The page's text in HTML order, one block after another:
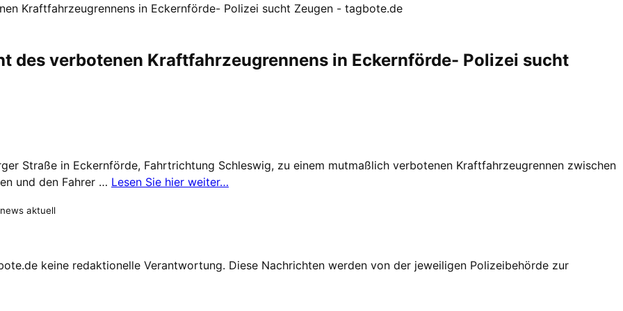
Kraftfahrzeugrennens in Eckernförde- Polizei sucht Zeugen - tagbote.de
des verbotenen Kraftfahrzeugrennens in Eckernförde- Polizei sucht
Straße in Eckernförde, Fahrtrichtung Schleswig, zu einem mutmaßlich verbotenen Kraftfahrzeugrennen zwischen
und den Fahrer … Lesen Sie hier weiter…
aktuell
keine redaktionelle Verantwortung. Diese Nachrichten werden von der jeweiligen Polizeibehörde zur